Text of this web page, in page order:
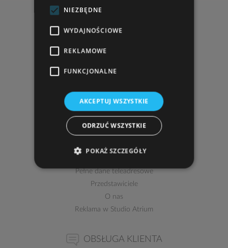
al. Armii Krajowej 220 (pawilon II, pok. 205)
43-316 Bielsko-Biała
33 810 66 54,33 816 40 69, fax w. 108
tel. kom.602 303 160
e-mail:atrium@studioatrium.pl
Pełne dane teleadresowe
Przedstawiciele
O nas
Reklama w Studio Atrium
OBSŁUGA KLIENTA
NIEZBĘDNE
WYDAJNOŚCIOWE
REKLAMOWE
FUNKCJONALNE
AKCEPTUJ WSZYSTKIE
ODRZUĆ WSZYSTKIE
POKAŻ SZCZEGÓŁY